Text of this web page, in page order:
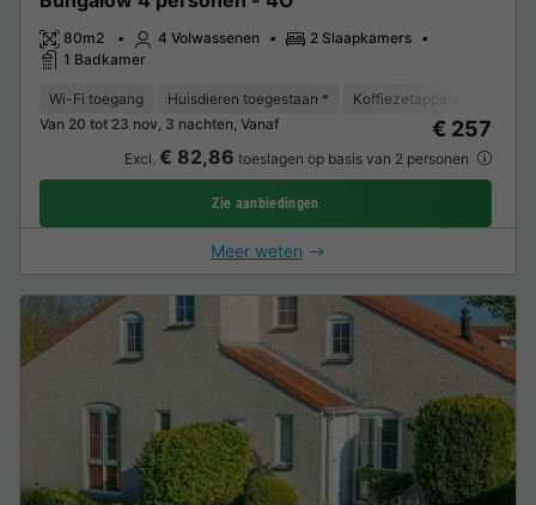
80m2 4 Volwassenen
2 Slaapkamers
1 Badkamer
Wi-Fi toegang Huisdieren toegestaan * Koffiezetapparaat
Van 20 tot 23 nov, 3 nachten, Vanaf
€ 257
Excl. € 82,86 toeslagen op basis van 2 personen
Zie aanbiedingen
Meer weten